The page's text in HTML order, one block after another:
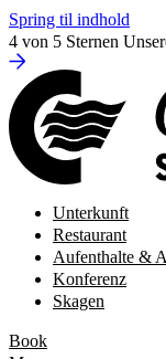
Spring til indhold
4 von 5 Sternen
Unterkunft
Restaurant
Aufenthalte &
Konferenz
Skagen
Book